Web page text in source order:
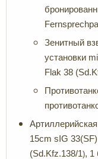
Зенитный
установки
Flak 38
15cm sIG
(Sd.Kfz.138/1), 1